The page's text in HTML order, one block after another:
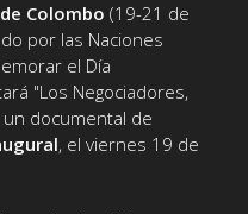
Colombo (19-21 de
por las Naciones
el Día
"Los Negociadores,
un documental de
, el viernes 19 de